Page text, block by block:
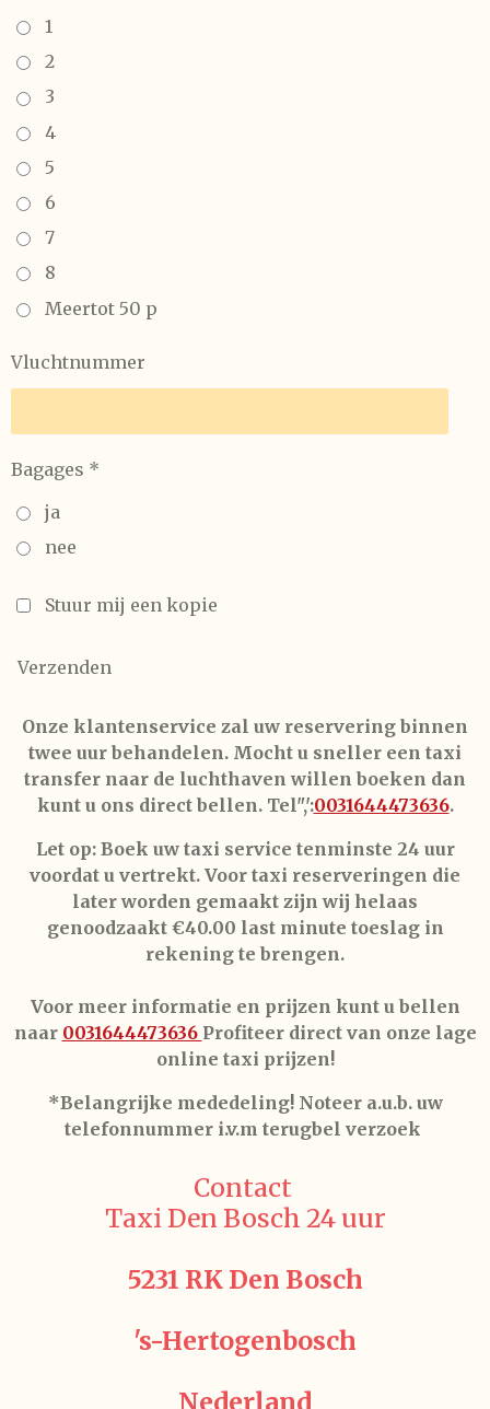
1
2
3
4
5
6
7
8
Meertot 50 p
Vluchtnummer
Bagages *
ja
nee
Stuur mij een kopie
Verzenden
Onze klantenservice zal uw reservering binnen
twee uur behandelen. Mocht u sneller een taxi
transfer naar de luchthaven willen boeken dan
kunt u ons direct bellen. Tel",':0031644473636.
Let op: Boek uw taxi service tenminste 24 uur
voordat u vertrekt. Voor taxi reserveringen die
later worden gemaakt zijn wij helaas
genoodzaakt €40.00 last minute toeslag in
rekening te brengen.
Voor meer informatie en prijzen kunt u bellen
naar 0031644473636 Profiteer direct van onze lage
online taxi prijzen!
*Belangrijke mededeling! Noteer a.u.b. uw
telefonnummer i.v.m terugbel verzoek
Contact
Taxi Den Bosch 24 uur
5231 RK Den Bosch
's-Hertogenbosch
Nederland